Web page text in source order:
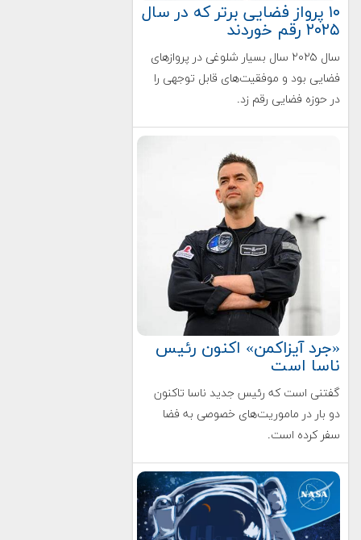
۱۰ پرواز فضایی برتر که در سال
۲۰۲۵ رقم خوردند
سال ۲۰۲۵ سال بسیار شلوغی در پروازهای
فضایی بود و موفقیت‌های قابل توجهی را
در حوزه فضایی رقم زد.
«جرد آیزاکمن» اکنون رئیس
ناسا است
گفتنی است که رئیس جدید ناسا تاکنون
دو بار در ماموریت‌های خصوصی به فضا
سفر کرده است.